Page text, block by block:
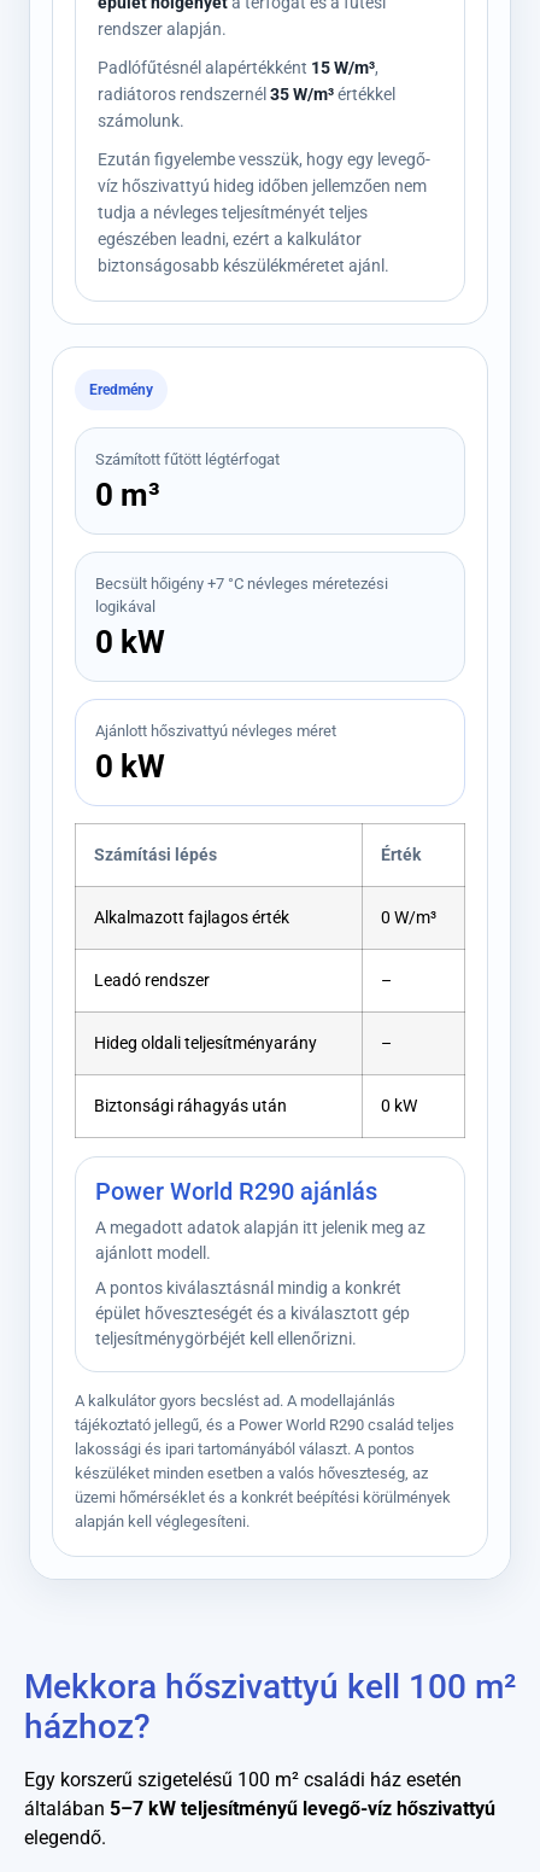
rendszer alapján.
Padlófűtésnél alapértékként 15 W/m³,
radiátoros rendszernél 35 W/m³értékkel
számolunk.
Ezután figyelembe vesszük, hogy egy levegő-
víz hőszivattyú hideg időben jellemzően nem
tudja a névleges teljesítményét teljes
egészében leadni, ezért a kalkulátor
biztonságosabb készülékméretet ajánl.
Eredmény
Számított fűtött légtérfogat
0 m³
Becsült hőigény +7 °C névleges méretezési
logikával
0 kW
Ajánlott hőszivattyú névleges méret
0 kW
Számítási lépés Érték
Alkalmazott fajlagos érték 0 W/m³
Leadó rendszer –
Hideg oldali teljesítményarány –
Biztonsági ráhagyás után 0 kW
Power World R290 ajánlás
A megadott adatok alapján itt jelenik meg az
ajánlott modell.
A pontos kiválasztásnál mindig a konkrét
épület hőveszteségét és a kiválasztott gép
teljesítménygörbéjét kell ellenőrizni.
A kalkulátor gyors becslést ad. A modellajánlás
tájékoztató jellegű, és a Power World R290 család teljes
lakossági és ipari tartományából választ. A pontos
készüléket minden esetben a valós hőveszteség, az
üzemi hőmérséklet és a konkrét beépítési körülmények
alapján kell véglegesíteni.
Mekkora hőszivattyú kell 100 m²
házhoz?
Egy korszerű szigetelésű 100 m² családi ház esetén
általában 5–7 kW teljesítményű levegő-víz hőszivattyú
elegendő.